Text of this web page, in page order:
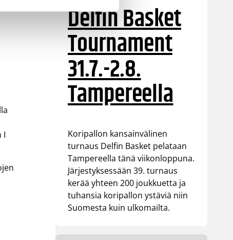
I
Delfin Basket
Tournament
31.7.-2.8.
Tampereella
Koripallon kansainvälinen
turnaus Delfin Basket pelataan
Tampereella tänä viikonloppuna.
Järjestyksessään 39. turnaus
kerää yhteen 200 joukkuetta ja
tuhansia koripallon ystäviä niin
Suomesta kuin ulkomailta.